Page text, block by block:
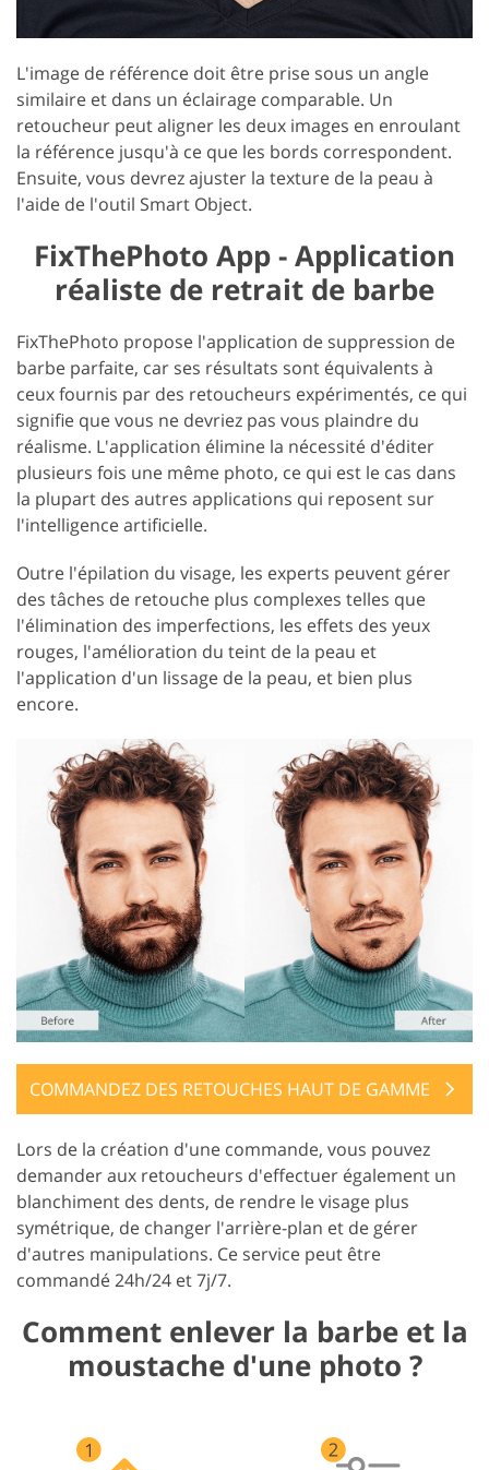
L'image de référence doit être prise sous un angle
similaire et dans un éclairage comparable. Un
retoucheur peut aligner les deux images en enroulant
la référence jusqu'à ce que les bords correspondent.
Ensuite, vous devrez ajuster la texture de la peau à
l'aide de l'outil Smart Object.
FixThePhoto App - Application
réaliste de retrait de barbe
FixThePhoto propose l'application de suppression de
barbe parfaite, car ses résultats sont équivalents à
ceux fournis par des retoucheurs expérimentés, ce qui
signifie que vous ne devriez pas vous plaindre du
réalisme. L'application élimine la nécessité d'éditer
plusieurs fois une même photo, ce qui est le cas dans
la plupart des autres applications qui reposent sur
l'intelligence artificielle.
Outre l'épilation du visage, les experts peuvent gérer
des tâches de retouche plus complexes telles que
l'élimination des imperfections, les effets des yeux
rouges, l'amélioration du teint de la peau et
l'application d'un lissage de la peau, et bien plus
encore.
COMMANDEZ DES RETOUCHES HAUT DE GAMME
Lors de la création d'une commande, vous pouvez
demander aux retoucheurs d'effectuer également un
blanchiment des dents, de rendre le visage plus
symétrique, de changer l'arrière-plan et de gérer
d'autres manipulations. Ce service peut être
commandé 24h/24 et 7j/7.
Comment enlever la barbe et la
moustache d'une photo ?